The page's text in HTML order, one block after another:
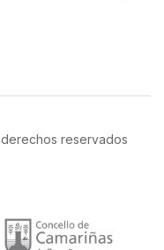
reservados